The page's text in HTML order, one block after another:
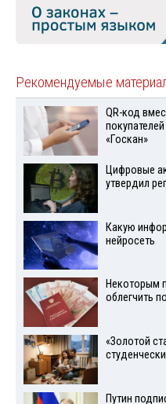
Рекомендуемые
QR-код
«Госкан»
Цифровые
утвердил
Какую
нейросеть
Некоторым
облегчить
«Золотой
Путин